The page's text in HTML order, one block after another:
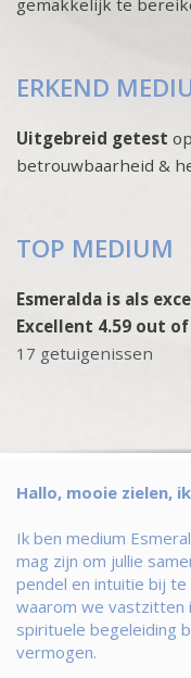
ERKEND
Uitgebreid getest
betrouwbaarheid &
TOP MEDIUM
Esmeralda is als
Excellent 4.59 out of
17 getuigenissen
Hallo, mooie zielen,
Ik ben medium
mag zijn om jullie
pendel en intuitie bij te
waarom we vastzitten
spirituele begeleiding
vermogen.